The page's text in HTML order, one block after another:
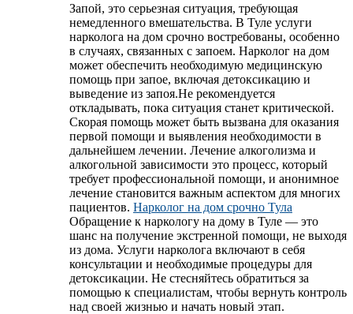
Запой, это серьезная ситуация, требующая
немедленного вмешательства. В Туле услуги
нарколога на дом срочно востребованы, особенно
в случаях, связанных с запоем. Нарколог на дом
может обеспечить необходимую медицинскую
помощь при запое, включая детоксикацию и
выведение из запоя.Не рекомендуется
откладывать, пока ситуация станет критической.
Скорая помощь может быть вызвана для оказания
первой помощи и выявления необходимости в
дальнейшем лечении. Лечение алкоголизма и
алкогольной зависимости это процесс, который
требует профессиональной помощи, и анонимное
лечение становится важным аспектом для многих
пациентов. Нарколог на дом срочно Тула
Обращение к наркологу на дому в Туле — это
шанс на получение экстренной помощи, не выходя
из дома. Услуги нарколога включают в себя
консультации и необходимые процедуры для
детоксикации. Не стесняйтесь обратиться за
помощью к специалистам, чтобы вернуть контроль
над своей жизнью и начать новый этап.